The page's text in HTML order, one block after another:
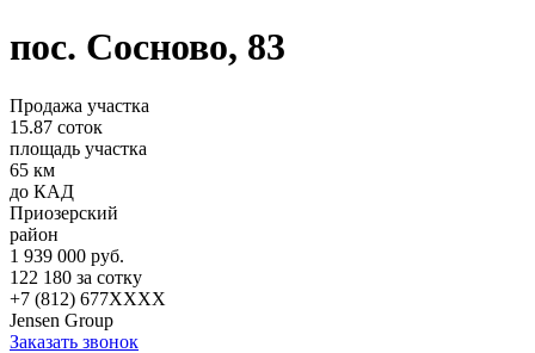
пос. Сосново, 83
Продажа участка
15.87 соток
площадь участка
65 км
до КАД
Приозерский
район
1 939 000 руб.
122 180 за сотку
+7 (812) 677XXXX
Jensen Group
Заказать звонок